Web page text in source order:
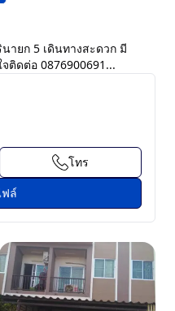
ายก 5 เดินทางสะดวก มี
ติดต่อ 0876900691...
โทร
ฟล์